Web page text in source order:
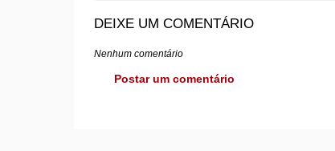
DEIXE UM COMENTÁRIO
Nenhum comentário
Postar um comentário